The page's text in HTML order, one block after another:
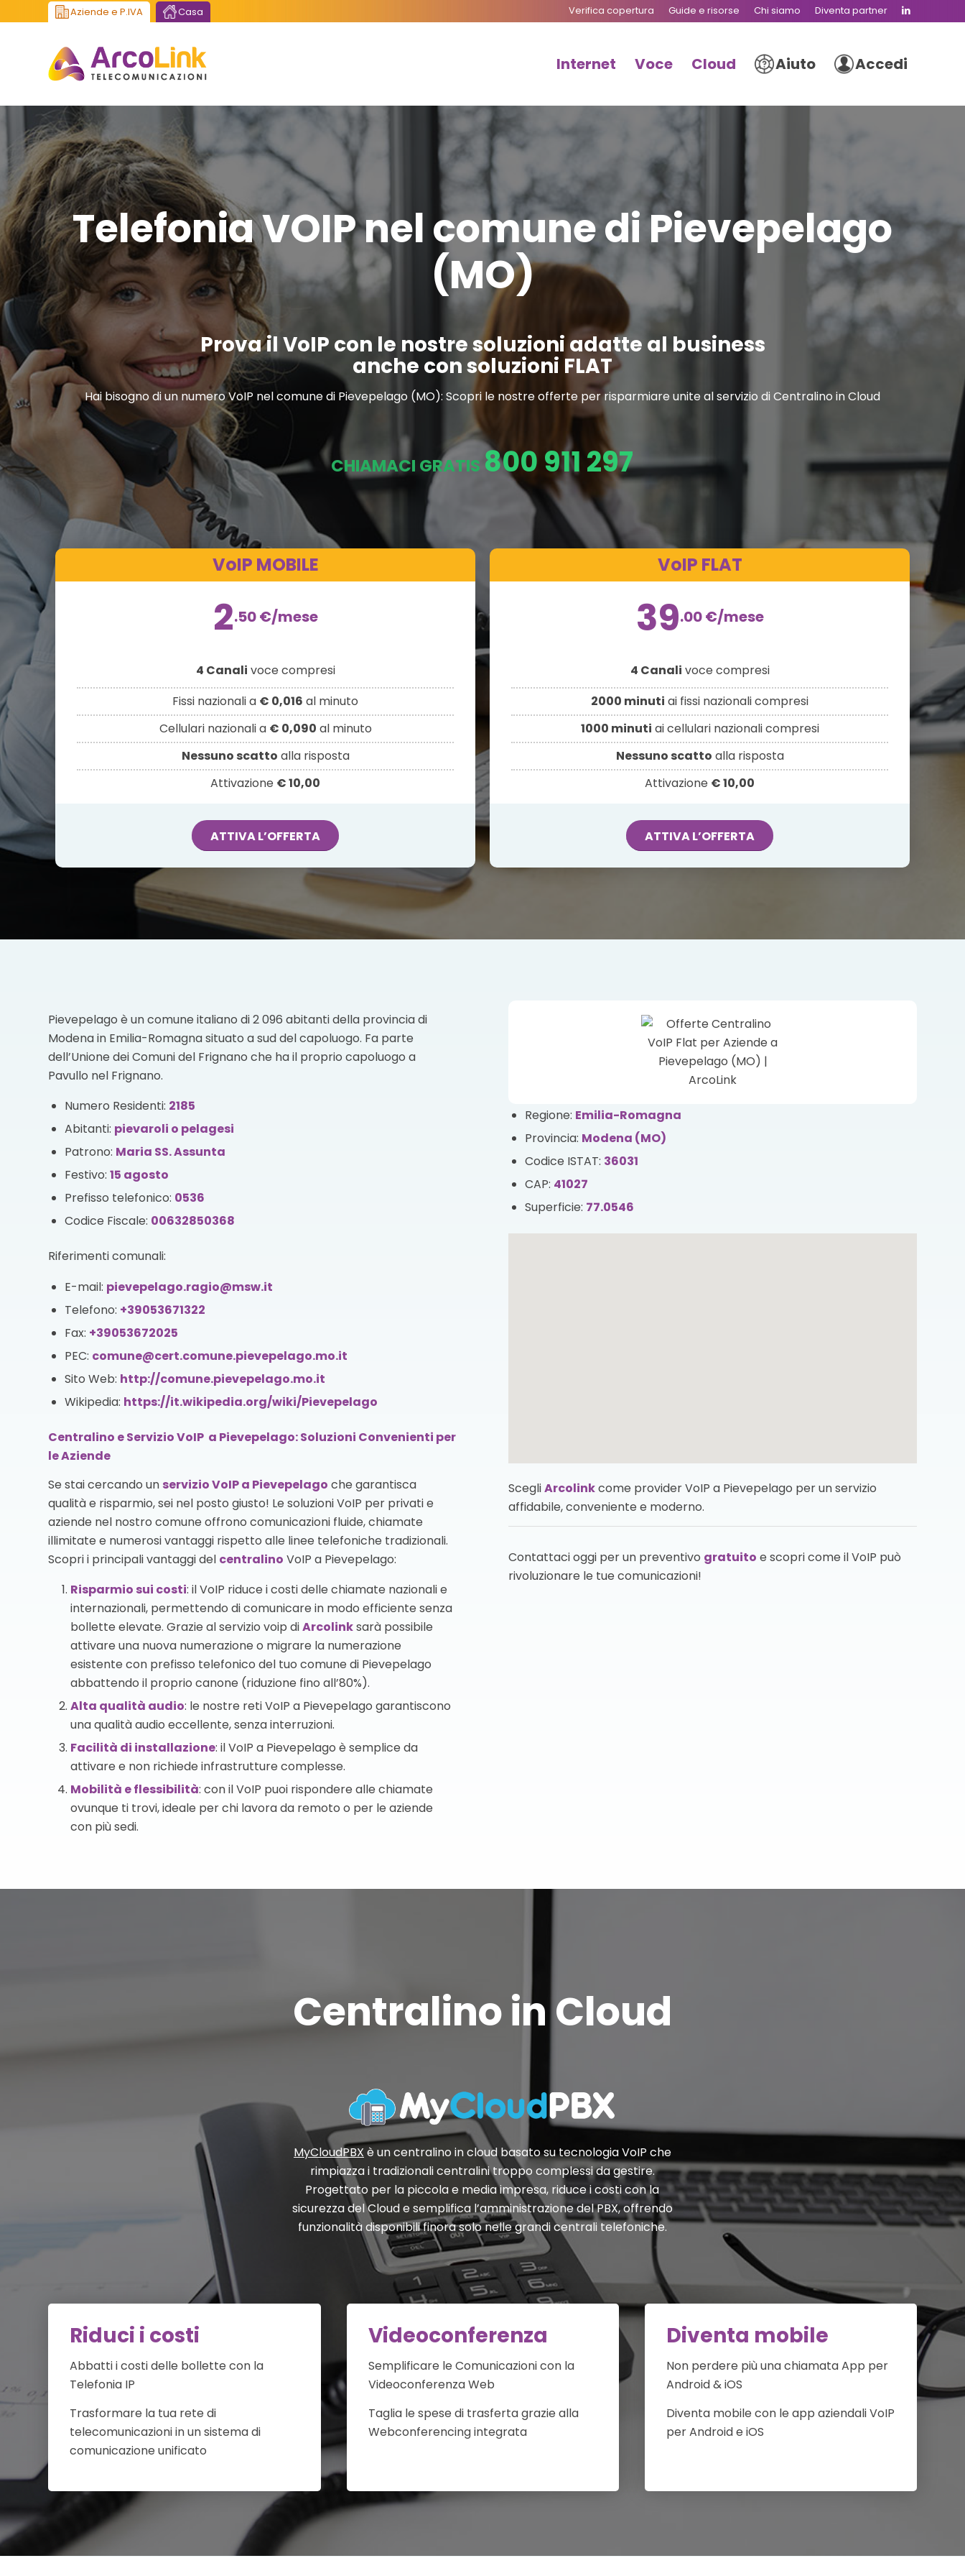
Verifica copertura Guide e risorse Chi siamo Diventa partner
Aziende e P.IVA Casa
Internet Voce Cloud Aiuto Accedi
Telefonia VOIP nel comune di Pievepelago
(MO)
Prova il VoIP con le nostre soluzioni adatte al business
anche con soluzioni FLAT
Hai bisogno di un numero VoIP nel comune di Pievepelago (MO): Scopri le nostre offerte per risparmiare unite al servizio di Centralino in Cloud
CHIAMACI GRATIS 800 911 297
VoIP MOBILE
2.50€/mese
4 Canali voce compresi
Fissi nazionali a € 0,016 al minuto
Cellulari nazionali a € 0,090 al minuto
Nessuno scatto alla risposta
Attivazione € 10,00
ATTIVA L’OFFERTA
VoIP FLAT
39.00€/mese
4 Canali voce compresi
2000 minuti ai fissi nazionali compresi
1000 minuti ai cellulari nazionali compresi
Nessuno scatto alla risposta
Attivazione € 10,00
ATTIVA L’OFFERTA
Pievepelago è un comune italiano di 2 096 abitanti della provincia di
Modena in Emilia-Romagna situato a sud del capoluogo. Fa parte
dell’Unione dei Comuni del Frignano che ha il proprio capoluogo a
Pavullo nel Frignano.
Numero Residenti: 2185
Abitanti: pievaroli o pelagesi
Patrono: Maria SS. Assunta
Festivo: 15 agosto
Prefisso telefonico: 0536
Codice Fiscale: 00632850368
Riferimenti comunali:
E-mail: pievepelago.ragio@msw.it
Telefono: +39053671322
Fax: +39053672025
PEC: comune@cert.comune.pievepelago.mo.it
Sito Web: http://comune.pievepelago.mo.it
Wikipedia: https://it.wikipedia.org/wiki/Pievepelago
Centralino e Servizio VoIP a Pievepelago: Soluzioni Convenienti per
le Aziende
Se stai cercando un servizio VoIPa Pievepelago che garantisca
qualità e risparmio, sei nel posto giusto! Le soluzioni VoIP per privati e
aziende nel nostro comune offrono comunicazioni fluide, chiamate
illimitate e numerosi vantaggi rispetto alle linee telefoniche tradizionali.
Scopri i principali vantaggi del centralino VoIP a Pievepelago:
Risparmio sui costi: il VoIP riduce i costi delle chiamate nazionali e
internazionali, permettendo di comunicare in modo efficiente senza
bollette elevate. Grazie al servizio voip diArcolinksarà possibile
attivare una nuova numerazione o migrare la numerazione
esistente con prefisso telefonico del tuo comune di Pievepelago
abbattendo il proprio canone (riduzione fino all’80%).
Alta qualità audio: le nostre reti VoIP a Pievepelago garantiscono
una qualità audio eccellente, senza interruzioni.
Facilità di installazione: il VoIP a Pievepelago è semplice da
attivare e non richiede infrastrutture complesse.
Mobilità e flessibilità: con il VoIP puoi rispondere alle chiamate
ovunque ti trovi, ideale per chi lavora da remoto o per le aziende
con più sedi.
Regione: Emilia-Romagna
Provincia: Modena (MO)
Codice ISTAT: 36031
CAP: 41027
Superficie: 77.0546
ScegliArcolinkcome provider VoIP a Pievepelago per un servizio
affidabile, conveniente e moderno.
Contattaci oggi per un preventivo gratuito e scopri come il VoIP può
rivoluzionare le tue comunicazioni!
Centralino in Cloud
MyCloudPBX è un centralino in cloud basato su tecnologia VoIP che
rimpiazza i tradizionali centralini troppo complessi da gestire.
Progettato per la piccola e media impresa, riduce i costi con la
sicurezza del Cloud e semplifica l’amministrazione del PBX, offrendo
funzionalità disponibili finora solo nelle grandi centrali telefoniche.
Riduci i costi
Abbatti i costi delle bollette con la
Telefonia IP
Trasformare la tua rete di
telecomunicazioni in un sistema di
comunicazione unificato
Videoconferenza
Semplificare le Comunicazioni con la
Videoconferenza Web
Taglia le spese di trasferta grazie alla
Webconferencing integrata
Diventa mobile
Non perdere più una chiamata App per
Android & iOS
Diventa mobile con le app aziendali VoIP
per Android e iOS